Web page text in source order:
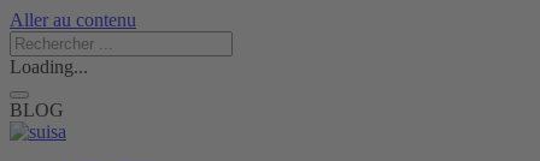
Aller au contenu
Loading...
BLOG